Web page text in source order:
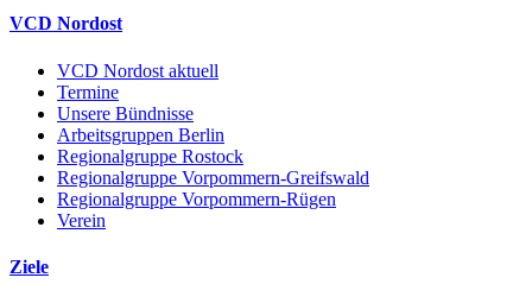
VCD Nordost
VCD Nordost aktuell
Termine
Unsere Bündnisse
Arbeitsgruppen Berlin
Regionalgruppe Rostock
Regionalgruppe Vorpommern-Greifswald
Regionalgruppe Vorpommern-Rügen
Verein
Ziele